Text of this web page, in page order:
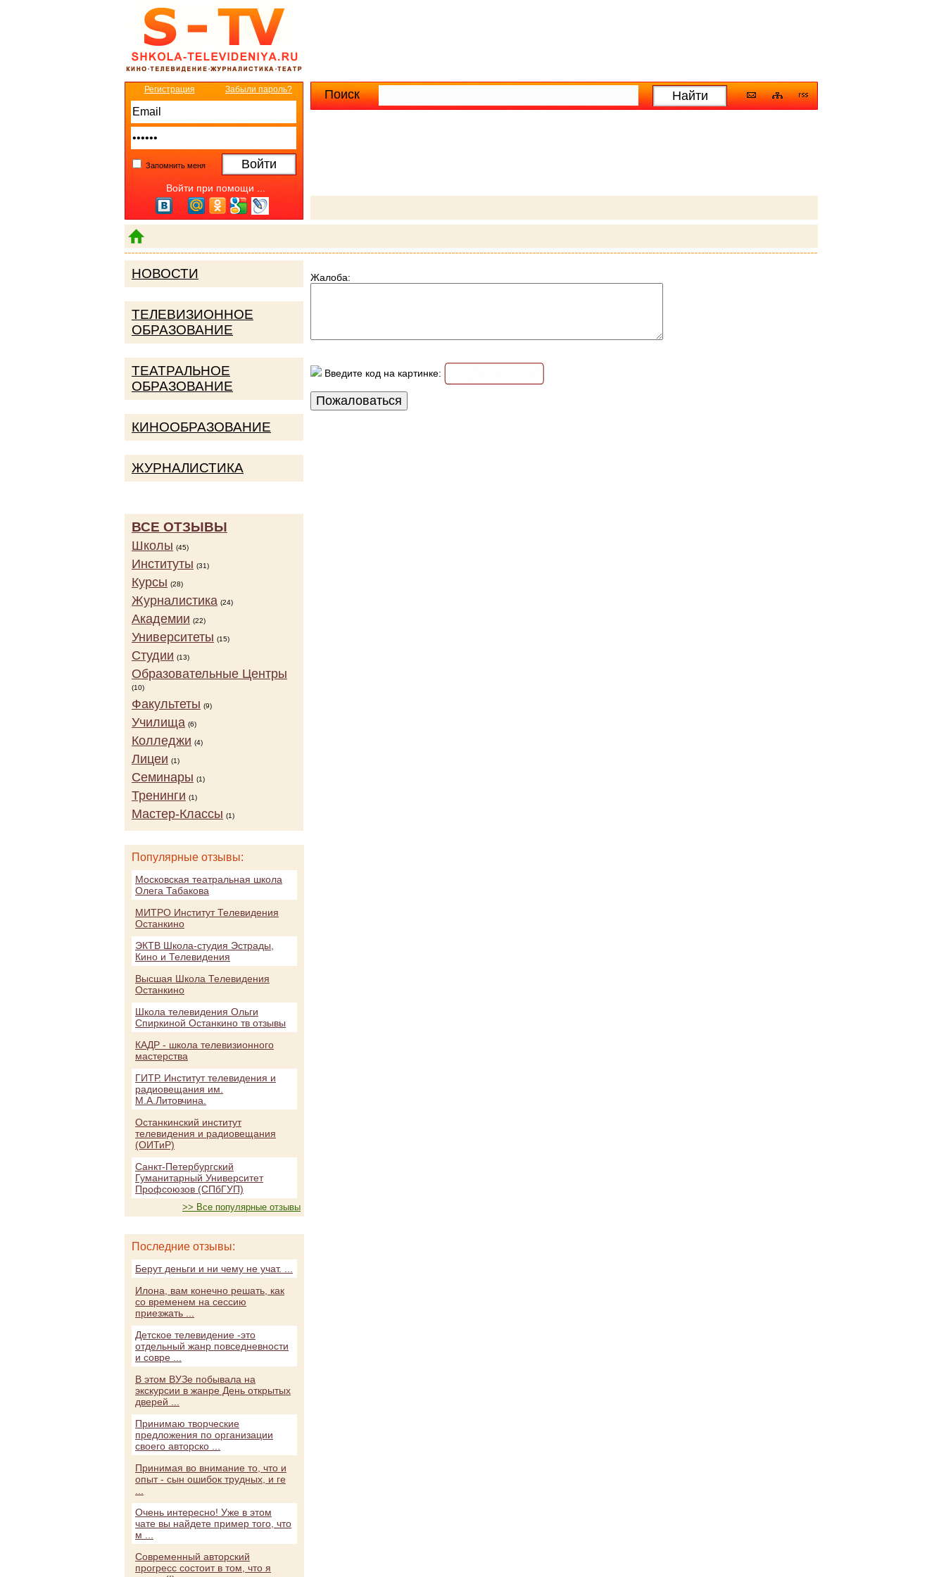
Поиск
Расширенный поиск
Регистрация Забыли пароль?
Запомнить меня
Войти при помощи ...
Жалоба:
Введите код на картинке:
НОВОСТИ
ТЕЛЕВИЗИОННОЕ
ОБРАЗОВАНИЕ
ТЕАТРАЛЬНОЕ
ОБРАЗОВАНИЕ
КИНООБРАЗОВАНИЕ
ЖУРНАЛИСТИКА
ВСЕ ОТЗЫВЫ
Школы (45)
Институты (31)
Курсы (28)
Журналистика (24)
Академии (22)
Университеты (15)
Студии (13)
Образовательные Центры
(10)
Факультеты (9)
Училища (6)
Колледжи (4)
Лицеи (1)
Семинары (1)
Тренинги (1)
Мастер-Классы (1)
Популярные отзывы:
Московская театральная школа
Олега Табакова
МИТРО Институт Телевидения
Останкино
ЭКТВ Школа-студия Эстрады,
Кино и Телевидения
Высшая Школа Телевидения
Останкино
Школа телевидения Ольги
Спиркиной Останкино тв отзывы
КАДР - школа телевизионного
мастерства
ГИТР. Институт телевидения и
радиовещания им.
М.А.Литовчина.
Останкинский институт
телевидения и радиовещания
(ОИТиР)
Санкт-Петербургский
Гуманитарный Университет
Профсоюзов (СПбГУП)
>> Все популярные отзывы
Последние отзывы:
Берут деньги и ни чему не учат. ...
Илона, вам конечно решать, как
со временем на сессию
приезжать ...
Детское телевидение -это
отдельный жанр повседневности
и совре ...
В этом ВУЗе побывала на
экскурсии в жанре День открытых
дверей ...
Принимаю творческие
предложения по организации
своего авторско ...
Принимая во внимание то, что и
опыт - сын ошибок трудных, и ге
Очень интересно! Уже в этом
чате вы найдете пример того, что
м ...
Современный авторский
прогресс состоит в том, что я